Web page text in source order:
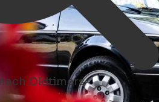
nach Oldtimers